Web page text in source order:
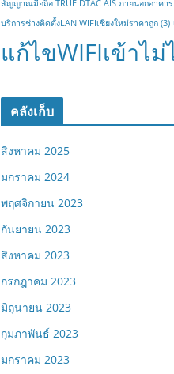
สัญญาณมือถือ TRUE DTAC AIS ภายนอกอาคาร
บริการช่างติดตั้งLAN WIFIเชียงใหม่ราคาถูก (3)
แก้ไขWIFIเข้าไม่
คลังเก็บ
สิงหาคม 2025
มกราคม 2024
พฤศจิกายน 2023
กันยายน 2023
สิงหาคม 2023
กรกฎาคม 2023
มิถุนายน 2023
กุมภาพันธ์ 2023
มกราคม 2023